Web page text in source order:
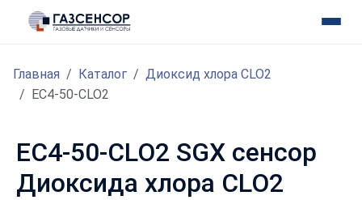
Главная Каталог
Диоксид хлора CLO2
EC4-50-CLO2
EC4-50-CLO2 SGX сенсор
Диоксида хлора CLO2